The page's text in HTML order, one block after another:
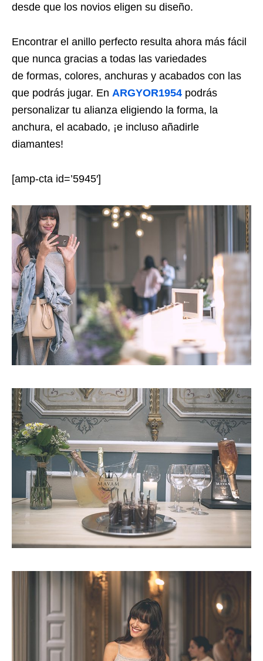
desde que los novios eligen su diseño.
Encontrar el anillo perfecto resulta ahora más fácil
que nunca gracias a todas las variedades
de formas, colores, anchuras y acabados con las
que podrás jugar. En ARGYOR1954 podrás
personalizar tu alianza eligiendo la forma, la
anchura, el acabado, ¡e incluso añadirle
diamantes!
[amp-cta id=’5945′]